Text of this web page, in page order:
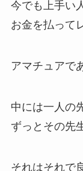
今でも上手い
お金を払って
アマチュアで
中には一人の
ずっとその先
それはそれで